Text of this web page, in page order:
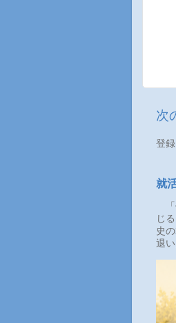
次
登
就
「
じ
史
退